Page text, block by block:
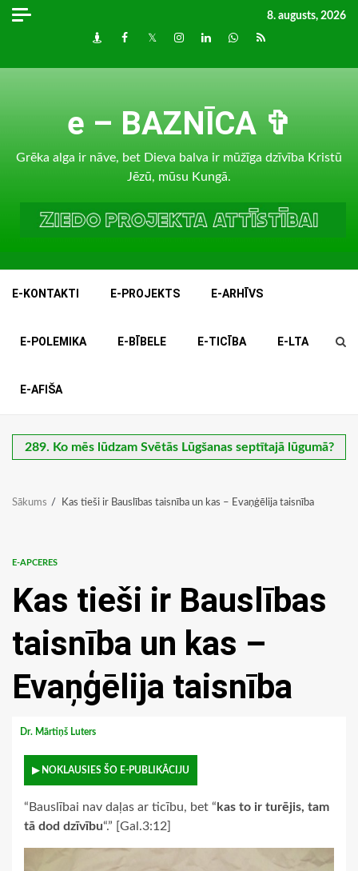
Skip
8. augusts, 2026
DraugiemFacebook
TwitterInstagram
LinkedInwhatsapp
RSS
e – BAZNĪCA ✞
Grēka alga ir nāve, bet Dieva balva ir mūžīga dzīvība Kristū
Jēzū, mūsu Kungā.
E-KONTAKTI E-PROJEKTS E-ARHĪVS
E-POLEMIKA E-BĪBELE E-TICĪBA E-LTA
E-AFIŠA
289. Ko mēs lūdzam Svētās Lūgšanas septītajā lūgumā?
Sākums Kas tieši ir Bauslības taisnība un kas – Evaņģēlija taisnība
E-APCERES
Kas tieši ir Bauslības
taisnība un kas –
Evaņģēlija taisnība
Dr. Mārtiņš Luters
▶ NOKLAUSIES ŠO E-PUBLIKĀCIJU
“Bauslībai nav daļas ar ticību, bet “ kas to ir turējis, tam
tā dod dzīvību“.” [Gal.3:12]